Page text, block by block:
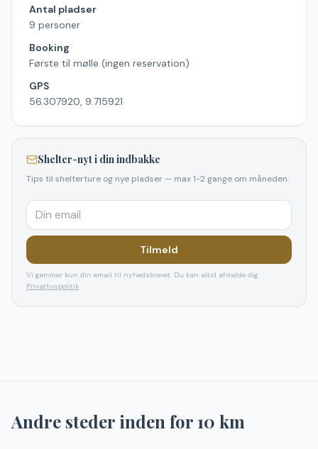
Antal pladser
9 personer
Booking
Første til mølle (ingen reservation)
GPS
56.307920, 9.715921
Shelter-nyt i din indbakke
Tips til shelterture og nye pladser — max 1-2 gange om måneden.
Tilmeld
Vi gemmer kun din email til nyhedsbrevet. Du kan altid afmelde dig.
Privatlivspolitik
Andre steder inden for10 km